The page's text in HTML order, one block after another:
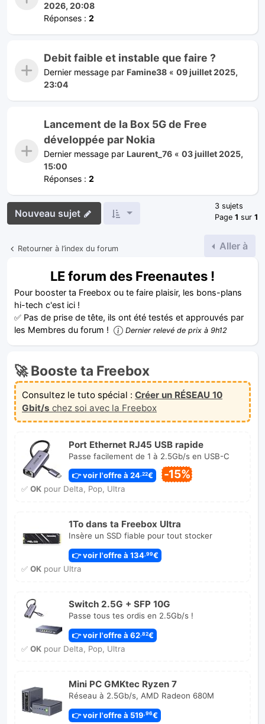
2026, 20:08
Réponses : 2
Debit faible et instable que faire ?
Dernier message par Famine38 « 09 juillet 2025,
23:04
Lancement de la Box 5G de Free
développée par Nokia
Dernier message par Laurent_76 « 03 juillet 2025,
15:00
Réponses : 2
Nouveau sujet
3 sujets
Page 1 sur 1
Retourner à l’index du forum Aller à
LE forum des Freenautes !
Pour booster ta Freebox ou te faire plaisir, les bons-plans
hi-tech c'est ici !
✅ Pas de prise de tête, ils ont été testés et approuvés par
les Membres du forum !
Dernier relevé de prix à 9h12
🚀 Booste ta Freebox
Consultez le tuto spécial : Créer un RÉSEAU 10
Gbit/s chez soi avec la Freebox
Port Ethernet RJ45 USB rapide
Passe facilement de 1 à 2.5Gb/s en USB-C
👉 voir l'offre à 24 ,22€ -15%
✅ OKpour Delta, Pop, Ultra
1To dans ta Freebox Ultra
Insère un SSD fiable pour tout stocker
👉 voir l'offre à 134 ,99€
✅ OKpour Ultra
Switch 2.5G + SFP 10G
Passe tous tes ordis en 2.5Gb/s !
👉 voir l'offre à 62,82€
✅ OKpour Delta, Pop, Ultra
Mini PC GMKtec Ryzen 7
Réseau à 2.5Gb/s, AMD Radeon 680M
👉 voir l'offre à 519,96€